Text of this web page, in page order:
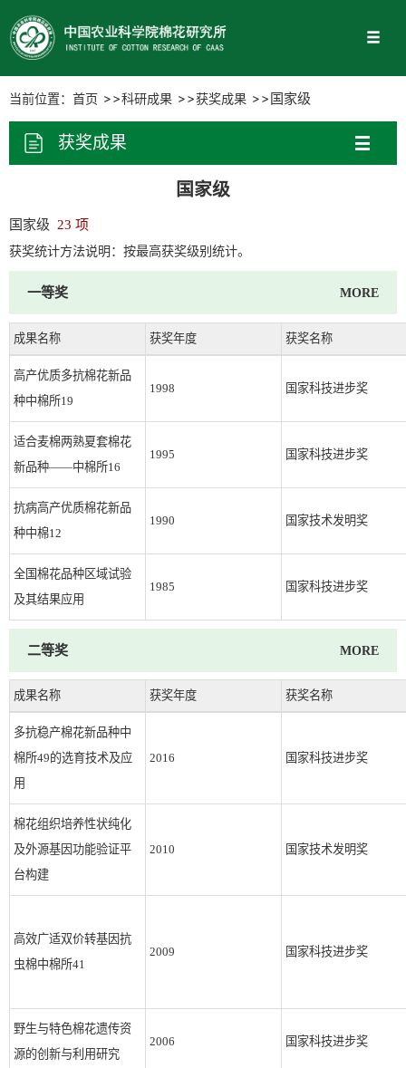
当前位置： 首页 科研成果 获奖成果 国家级
获奖成果
国家级
国家级
23 项
获奖统计方法说明：按最高获奖级别统计。
一等奖 MORE
成果名称 获奖年度 获奖名称
高产优质多抗棉花新品
种中棉所19
1998 国家科技进步奖
适合麦棉两熟夏套棉花
新品种——中棉所16
1995 国家科技进步奖
抗病高产优质棉花新品
种中棉12
1990 国家技术发明奖
全国棉花品种区域试验
及其结果应用
1985 国家科技进步奖
二等奖 MORE
成果名称 获奖年度 获奖名称
多抗稳产棉花新品种中
棉所49的选育技术及应
用
2016 国家科技进步奖
棉花组织培养性状纯化
及外源基因功能验证平
台构建
2010 国家技术发明奖
高效广适双价转基因抗
虫棉中棉所41
2009 国家科技进步奖
野生与特色棉花遗传资
源的创新与利用研究
2006 国家科技进步奖